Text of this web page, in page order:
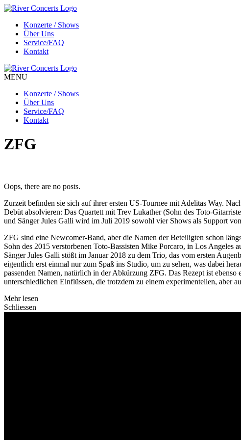
Konzerte / Shows
Über Uns
Service/FAQ
Kontakt
MENU
Konzerte / Shows
Über Uns
Service/FAQ
Kontakt
ZFG
Oops, there are no posts.
Zurzeit befinden sie sich auf ihrer ersten US-Tournee mit Adelitas Way.
Debüt absolvieren: Das Quartett mit Trev Lukather (Sohn des Toto-
und Sänger Jules Galli wird im Juli 2019 sowohl vier Shows als Support
ZFG sind eine Newcomer-Band, aber die Namen der Beteiligten schon
Sohn des 2015 verstorbenen Toto-Bassisten Mike Porcaro, in Los
Sänger Jules Galli stößt im Januar 2018 zu dem Trio, das vom ersten
eigentlich erst einmal nur zum Spaß ins Studio, um zu sehen, was dabei
passenden Namen, natürlich in der Abkürzung ZFG. Das Rezept ist
unterschiedlichen Einflüssen, die trotzdem zu einem experimentellen, aber
Mehr lesen
Schliessen